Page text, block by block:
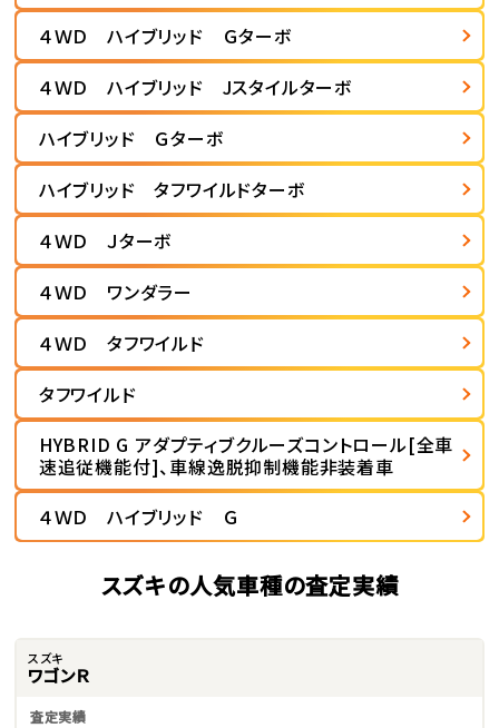
４ＷＤ ハイブリッド Ｇターボ
４ＷＤ ハイブリッド Jスタイルターボ
ハイブリッド Ｇターボ
ハイブリッド タフワイルドターボ
４ＷＤ Ｊターボ
４ＷＤ ワンダラー
４ＷＤ タフワイルド
タフワイルド
HYBRID G アダプティブクルーズコントロール[全車
速追従機能付]、車線逸脱抑制機能非装着車
４ＷＤ ハイブリッド Ｇ
スズキの人気車種の査定実績
スズキ
ワゴンＲ
査定実績